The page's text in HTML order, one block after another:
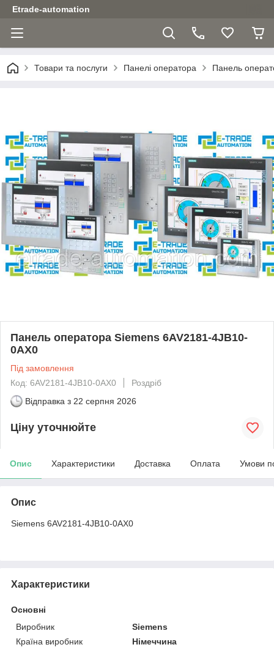
Etrade-automation
Товари та послуги Панелі оператора Панель
Панель оператора Siemens 6AV2181-4JB10-
0AX0
Під замовлення
Код: 6AV2181-4JB10-0AX0
Роздріб
Відправка з 22 серпня 2026
Ціну уточнюйте
Опис Характеристики Доставка Оплата Умови
Опис
Siemens 6AV2181-4JB10-0AX0
Характеристики
Основні
Виробник
Siemens
Країна виробник
Німеччина